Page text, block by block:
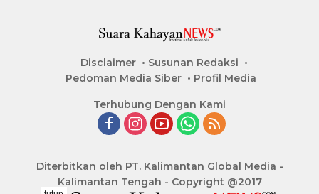
Disclaimer
Susunan Redaksi
Pedoman Media Siber
Profil Media
Terhubung Dengan Kami
Diterbitkan oleh PT. Kalimantan Global Media -
Kalimantan Tengah - Copyright @2017